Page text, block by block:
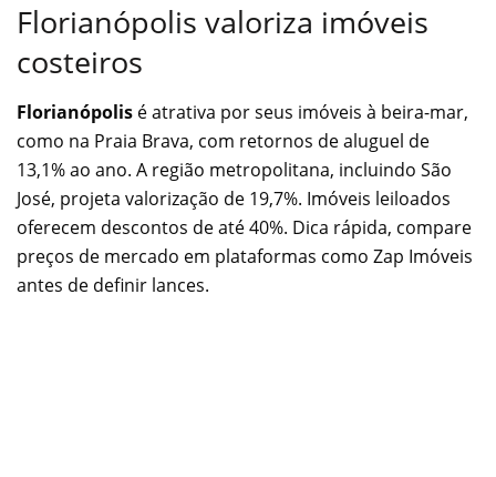
Florianópolis valoriza imóveis
costeiros
Florianópolis é atrativa por seus imóveis à beira-mar,
como na Praia Brava, com retornos de aluguel de
13,1% ao ano. A região metropolitana, incluindo São
José, projeta valorização de 19,7%. Imóveis leiloados
oferecem descontos de até 40%. Dica rápida, compare
preços de mercado em plataformas como Zap Imóveis
antes de definir lances.